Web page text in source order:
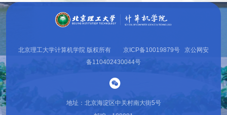
北京理工大学计算机学院 版权所有 京ICP备10019879号 京公网安
备110402430044号
地址：北京海淀区中关村南大街5号